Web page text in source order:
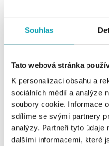
Souhlas
Tato webová stránka
K personalizaci obsahu a
sociálních médií a analýze
soubory cookie. Informace
sdílíme se svými partnery
analýzy. Partneři tyto údaje
dalšími informacemi, které
ALO diamonds Hilton,
Hlavná 123/1, 040 01 Košice
otvorené v Pondelok od
ALOve OC Aupark,
Einsteinova 3541/18, 851 01
tel.: +421917090556
dnes otvorené od 09:00